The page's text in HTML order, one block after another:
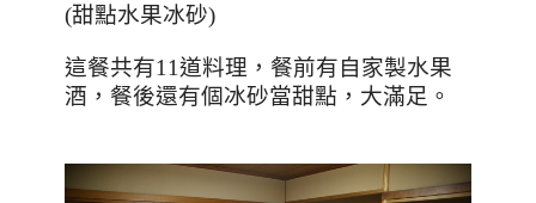
(甜點水果冰砂)
這餐共有11道料理，餐前有自家製水果
酒，餐後還有個冰砂當甜點，大滿足。